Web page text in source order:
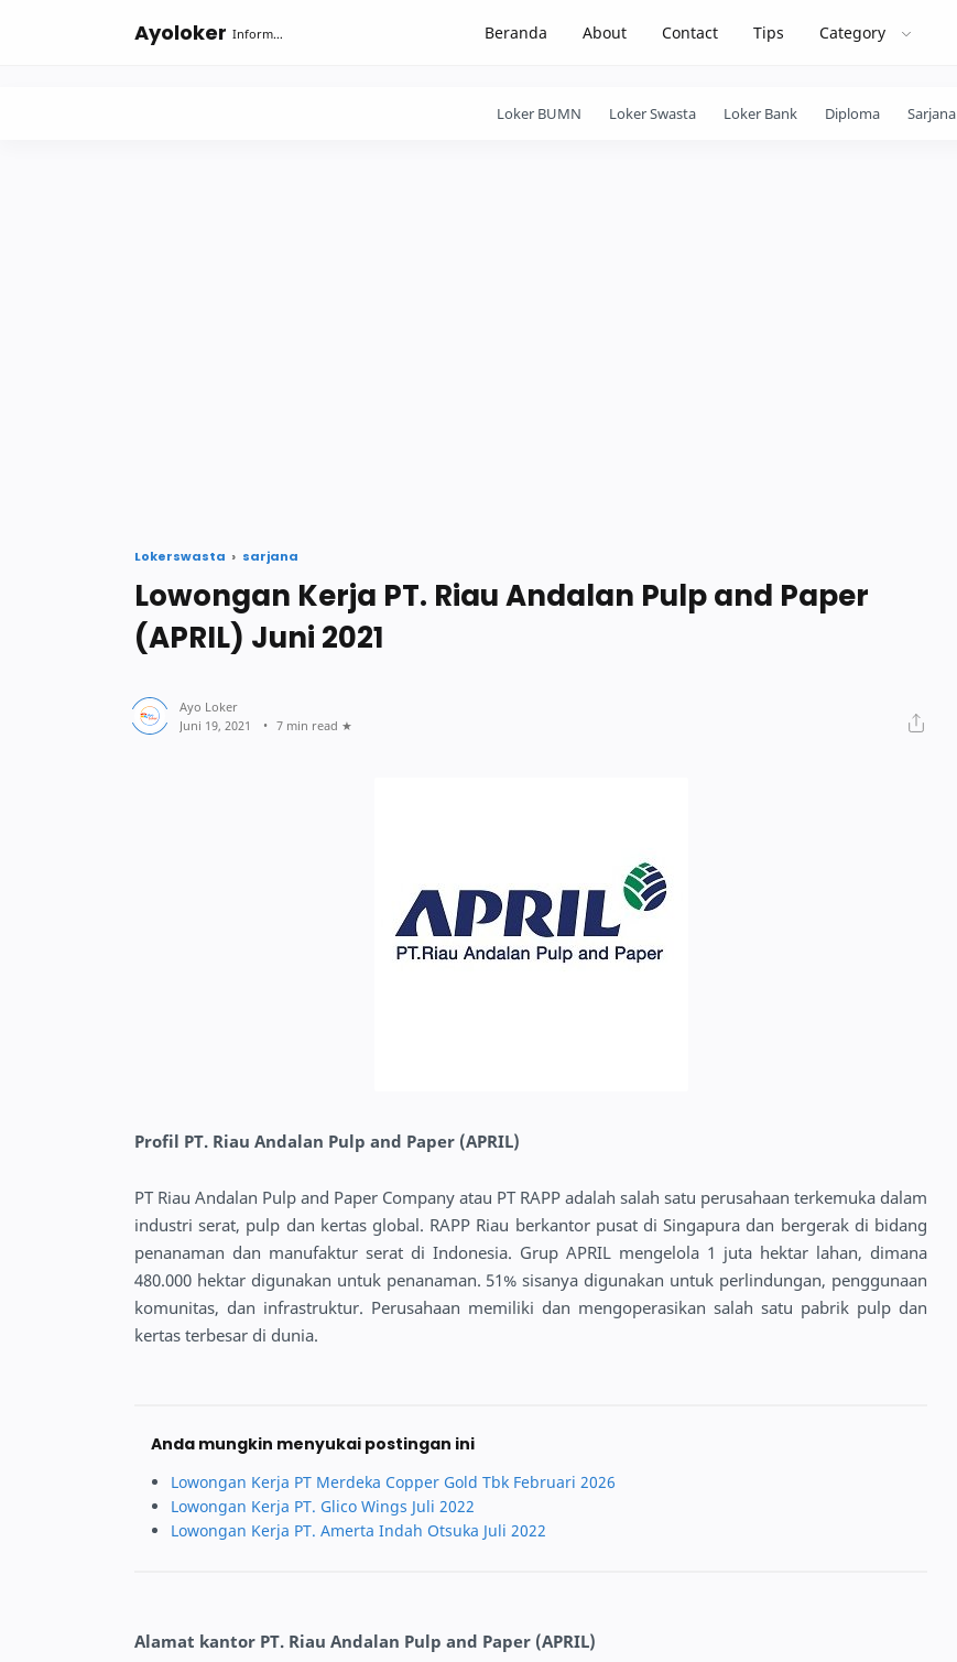
Ayoloker Informasi lowongan khusus Fresh Graduate lulusan Diploma-Sarjana.... Beranda About Contact Tips Category
Loker BUMN Loker Swasta Loker Bank Diploma Sarjana
Lokerswasta sarjana
Lowongan Kerja PT. Riau Andalan Pulp and Paper
(APRIL) Juni 2021
7 min read
Profil PT. Riau Andalan Pulp and Paper (APRIL)
PT Riau Andalan Pulp and Paper Company atau PT RAPP adalah salah satu perusahaan terkemuka dalam
industri serat, pulp dan kertas global. RAPP Riau berkantor pusat di Singapura dan bergerak di bidang
penanaman dan manufaktur serat di Indonesia. Grup APRIL mengelola 1 juta hektar lahan, dimana
480.000 hektar digunakan untuk penanaman. 51% sisanya digunakan untuk perlindungan, penggunaan
komunitas, dan infrastruktur. Perusahaan memiliki dan mengoperasikan salah satu pabrik pulp dan
kertas terbesar di dunia.
Anda mungkin menyukai postingan ini
Lowongan Kerja PT Merdeka Copper Gold Tbk Februari 2026
Lowongan Kerja PT. Glico Wings Juli 2022
Lowongan Kerja PT. Amerta Indah Otsuka Juli 2022
Alamat kantor PT. Riau Andalan Pulp and Paper (APRIL)